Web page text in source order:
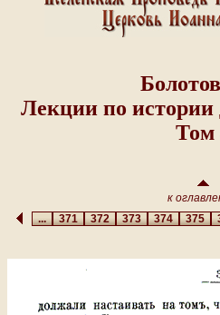
Лекции по истории
Том
к
...371372373374375